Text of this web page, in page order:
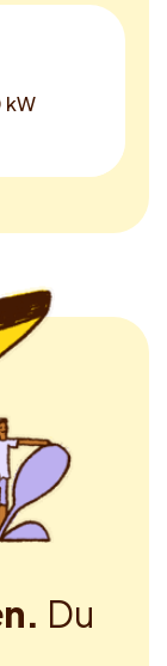
kW
Du